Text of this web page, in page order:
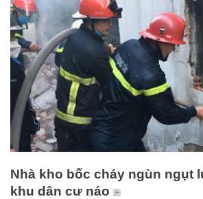
Nhà kho bốc cháy ngùn ngụt
khu dân cư náo